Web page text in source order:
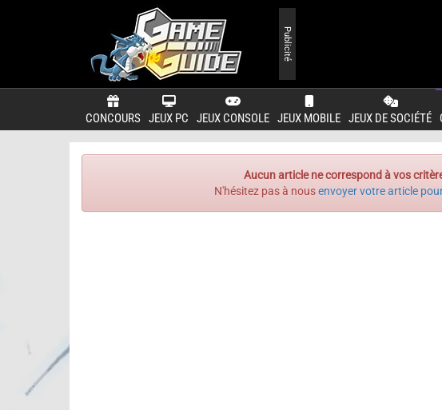
CONCOURS JEUX PC JEUX CONSOLE JEUX MOBILE JEUX DE SOCIÉTÉ
Publicité
Aucun article ne correspond à vos
N'hésitez pas à nousenvoyer votre article